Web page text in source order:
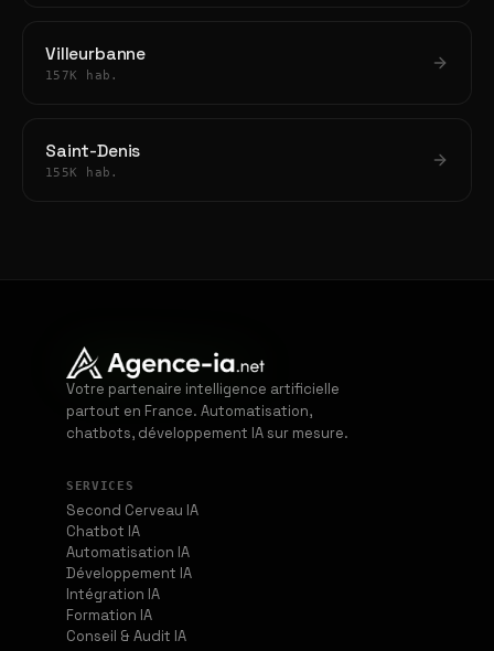
Villeurbanne
157K hab.
Saint-Denis
155K hab.
Votre partenaire intelligence artificielle
partout en France. Automatisation,
chatbots, développement IA sur mesure.
SERVICES
Second Cerveau IA
Chatbot IA
Automatisation IA
Développement IA
Intégration IA
Formation IA
Conseil & Audit IA